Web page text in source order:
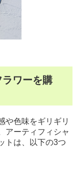
ワーを購
や色味をギリギリ
アーティフィシャ
トは、以下の3つ